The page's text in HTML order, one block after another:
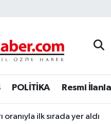
POLİTİKA Resmi
ilk sırada yer aldı